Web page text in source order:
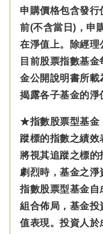
申購價格包含發行
前(不含當日)，申
在淨值上。除經理
目前股票指數基
金公開說明書所載
揭露各子基金的淨
★指數股票型基金
蹤標的指數之績效
將視其追蹤之標的
劇烈時，基金之淨
指數股票型基金自
組合佈局，基金投
值表現。投資人於